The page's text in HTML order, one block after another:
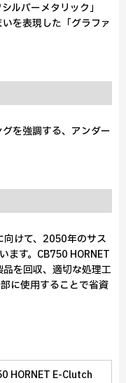
ルバーメタリック」
を表現した「グラファ
を強調する、アンダー
けて、2050年のサス
ます。CB750 HORNET
を回収、適切な処理工
に使用することで省資
HORNET E-Clutch